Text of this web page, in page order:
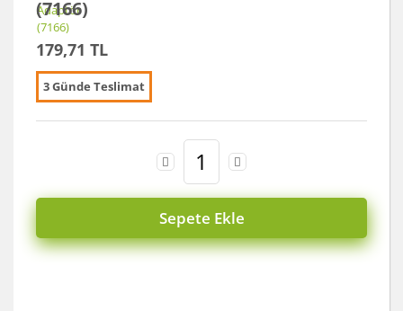
(7166)
179,71 TL
3 Günde Teslimat
Sepete Ekle